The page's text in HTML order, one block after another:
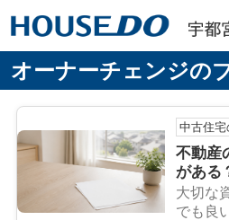
オーナーチェンジの
中古住宅
不動産
がある
ルール
大切な
でも良